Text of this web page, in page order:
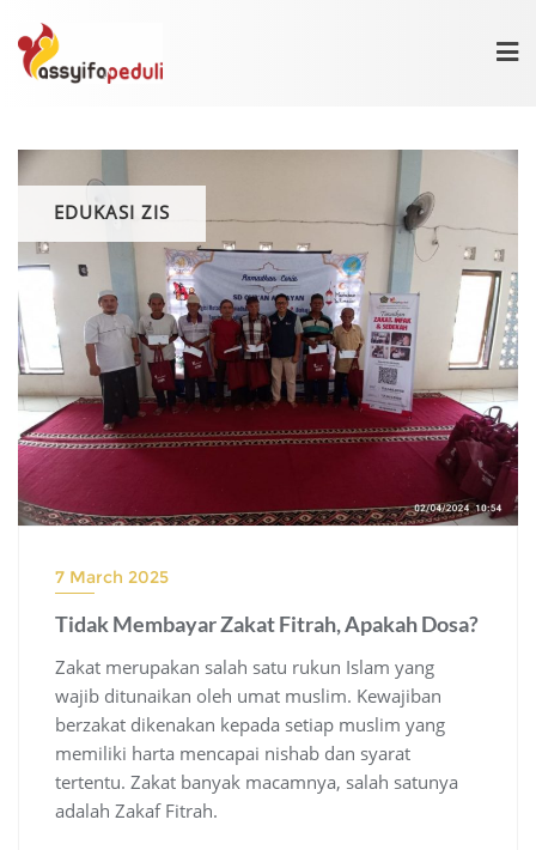
content
EDUKASI ZIS
7 March 2025
Tidak Membayar Zakat Fitrah, Apakah Dosa?
Zakat merupakan salah satu rukun Islam yang
wajib ditunaikan oleh umat muslim. Kewajiban
berzakat dikenakan kepada setiap muslim yang
memiliki harta mencapai nishab dan syarat
tertentu. Zakat banyak macamnya, salah satunya
adalah Zakaf Fitrah.